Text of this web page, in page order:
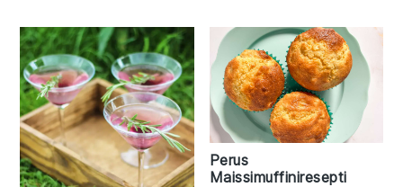
Perus
Maissimuffiniresepti